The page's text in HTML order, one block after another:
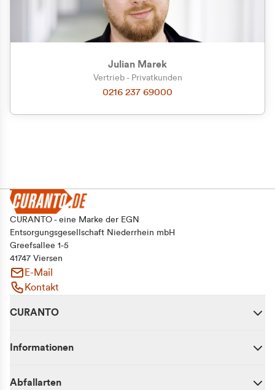
Geschäftskunde (exkl. MwSt.)
Julian Marek
Vertrieb - Privatkunden
0216 237 69000
CURANTO - eine Marke der EGN
Entsorgungsgesellschaft Niederrhein mbH
Greefsallee 1-5
41747 Viersen
E-Mail
Kontakt
CURANTO
Informationen
Abfallarten